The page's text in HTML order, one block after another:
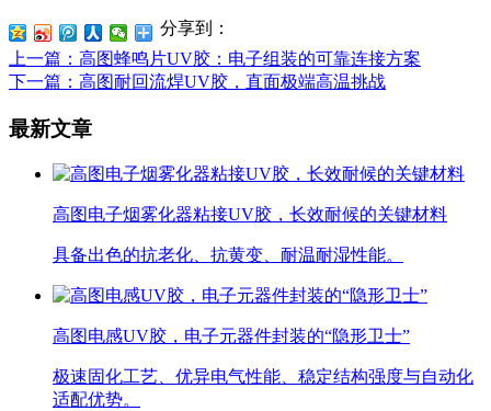
分享到：
上一篇 ：高图蜂鸣片UV胶：电子组装的可靠连接方案
下一篇 ：高图耐回流焊UV胶，直面极端高温挑战
最新文章
高图电子烟雾化器粘接UV胶，长效耐候的关键材料
具备出色的抗老化、抗黄变、耐温耐湿性能。
高图电感UV胶，电子元器件封装的“隐形卫士”
极速固化工艺、优异电气性能、稳定结构强度与自动化
适配优势。